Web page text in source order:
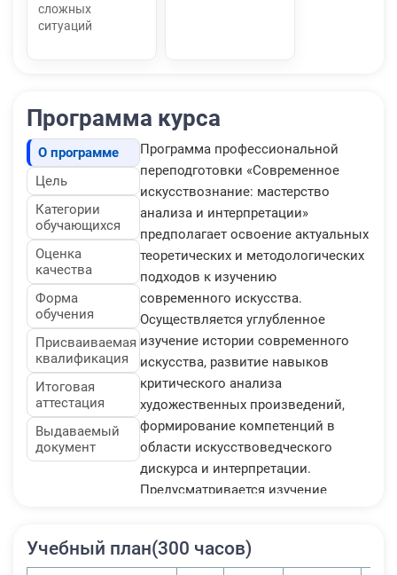
сложных
ситуаций
Программа курса
О программе
Цель
Категории
обучающихся
Оценка
качества
Форма
обучения
Присваиваемая
квалификация
Итоговая
аттестация
Выдаваемый
документ
Программа профессиональной
переподготовки «Современное
искусствознание: мастерство
анализа и интерпретации»
предполагает освоение актуальных
теоретических и методологических
подходов к изучению
современного искусства.
Осуществляется углубленное
изучение истории современного
искусства, развитие навыков
критического анализа
художественных произведений,
формирование компетенций в
области искусствоведческого
дискурса и интерпретации.
Предусматривается изучение
исследования и анализа, а также
Учебный план(300 часов)